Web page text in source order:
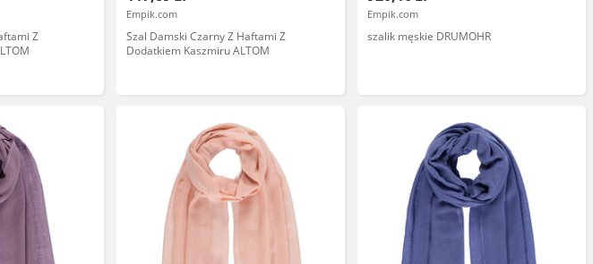
Z
Empik.com
Szal Damski Czarny Z Haftami Z
Dodatkiem Kaszmiru ALTOM
Empik.com
szalik męskie DRUMOHR